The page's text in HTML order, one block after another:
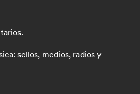
sellos, medios, radios y